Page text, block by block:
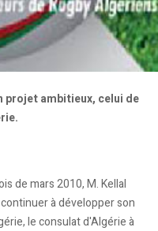
projet ambitieux, celui de
de mars 2010, M. Kellal
à développer son
le consulat d'Algérie à